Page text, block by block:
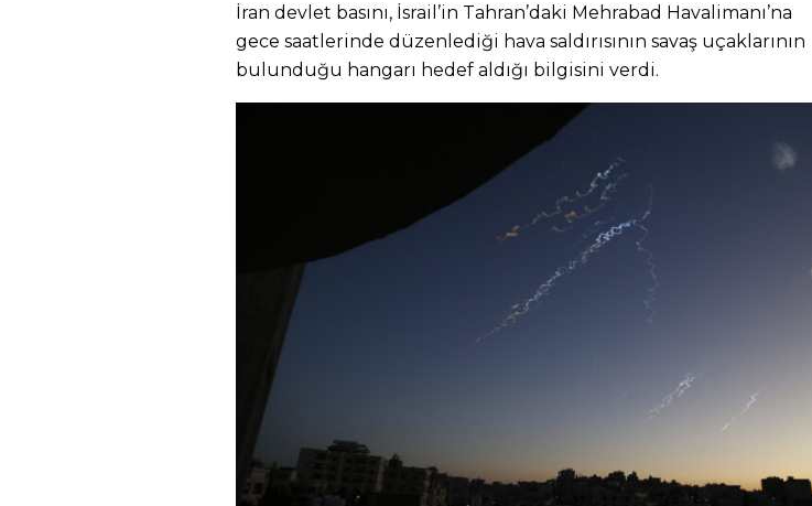
İran devlet basını, İsrail’in Tahran’daki Mehrabad Havalimanı’na
gece saatlerinde düzenlediği hava saldırısının savaş uçaklarının
bulunduğu hangarı hedef aldığı bilgisini verdi.